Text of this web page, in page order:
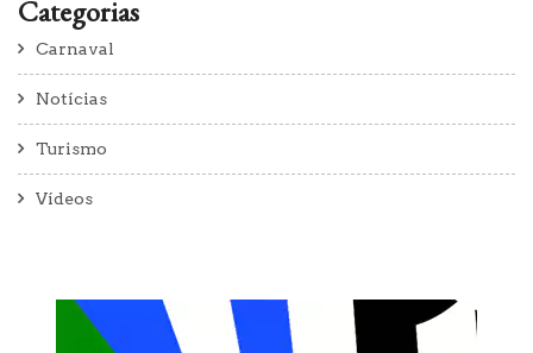
Categorias
Carnaval
Notícias
Turismo
Vídeos